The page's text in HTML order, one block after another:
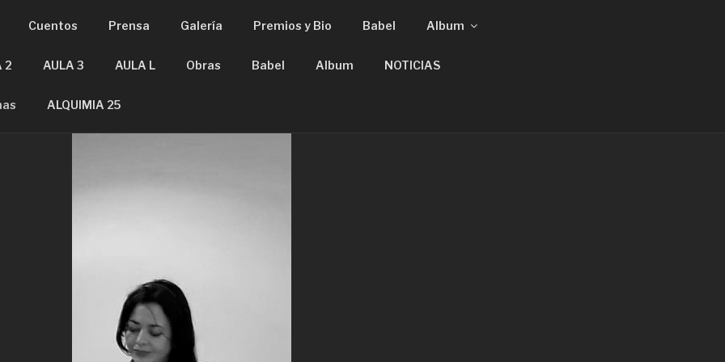
Cuentos Prensa Galería Premios y Bio Babel Album
2 AULA 3 AULA L Obras Babel Album NOTICIAS
ALQUIMIA 25